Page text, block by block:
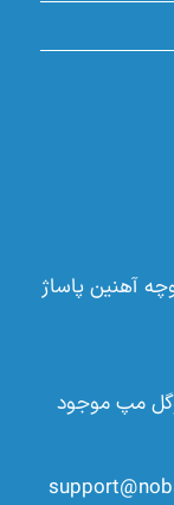
آهنین پاساژ
مپ موجود